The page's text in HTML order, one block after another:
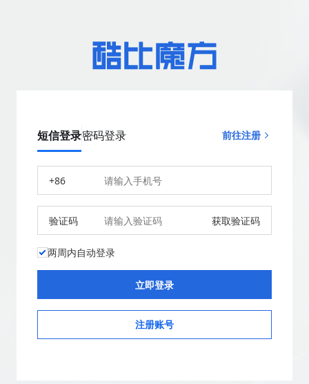
短信登录密码登录 前往注册
+86
验证码 获取验证码
两周内自动登录
注册账号